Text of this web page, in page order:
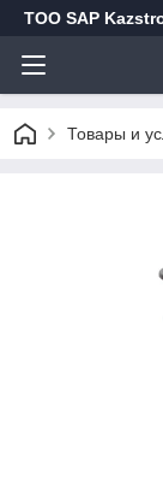
ТОО SAP
Товары и